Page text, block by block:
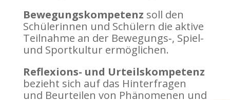
Bewegungskompetenz soll den
Schülerinnen und Schülern die aktive
Teilnahme an der Bewegungs‑, Spiel-
und Sportkultur ermöglichen.
Reflexions- und Urteilskompetenz
bezieht sich auf das Hinterfragen
und Beurteilen von Phänomenen und